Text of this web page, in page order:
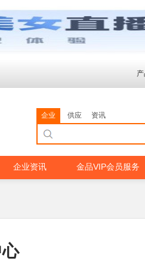
企业 供应 资讯
企业资讯 金品VIP会员服务